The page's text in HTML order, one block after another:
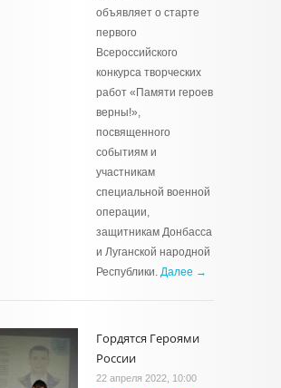
объявляет о старте
первого
Всероссийского
конкурса творческих
работ «Памяти героев
верны!»,
посвященного
событиям и
участникам
специальной военной
операции,
защитникам Донбасса
и Луганской народной
Республики. Далее →
Гордятся Героями
России
22 апреля 2022, 10:00